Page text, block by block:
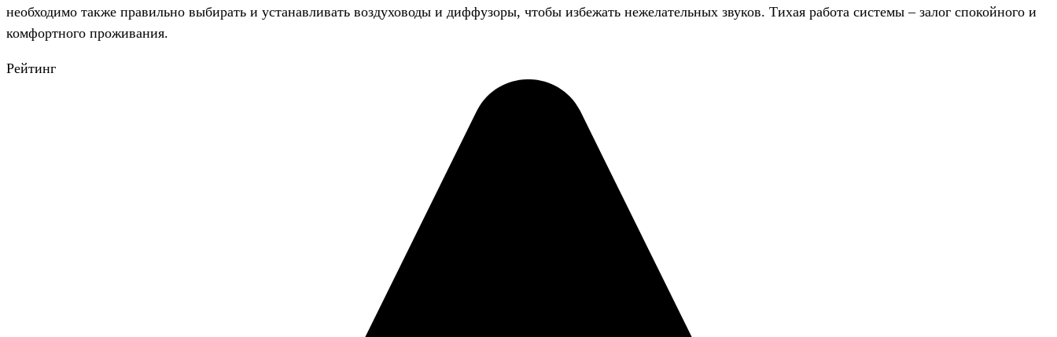
необходимо также правильно выбирать и устанавливать воздуховоды и диффузоры, чтобы избежать нежелательных звуков. Тихая работа системы – залог спокойного и
комфортного проживания.
Рейтинг